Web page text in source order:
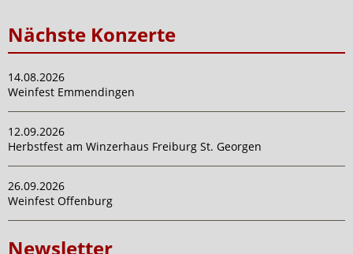
Nächste Konzerte
14.08.2026
Weinfest Emmendingen
12.09.2026
Herbstfest am Winzerhaus Freiburg St. Georgen
26.09.2026
Weinfest Offenburg
Newsletter